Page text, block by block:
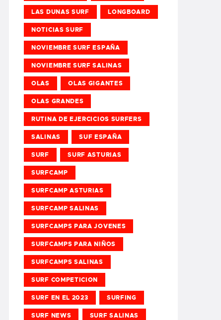
LAS DUNAS SURF LONGBOARD
NOTICIAS SURF
NOVIEMBRE SURF ESPAÑA
NOVIEMBRE SURF SALINAS
OLAS OLAS GIGANTES
OLAS GRANDES
RUTINA DE EJERCICIOS SURFERS
SALINAS SUF ESPAÑA
SURF SURF ASTURIAS
SURFCAMP
SURFCAMP ASTURIAS
SURFCAMP SALINAS
SURFCAMPS PARA JOVENES
SURFCAMPS PARA NIÑOS
SURFCAMPS SALINAS
SURF COMPETICION
SURF EN EL 2023 SURFING
SURF NEWS SURF SALINAS